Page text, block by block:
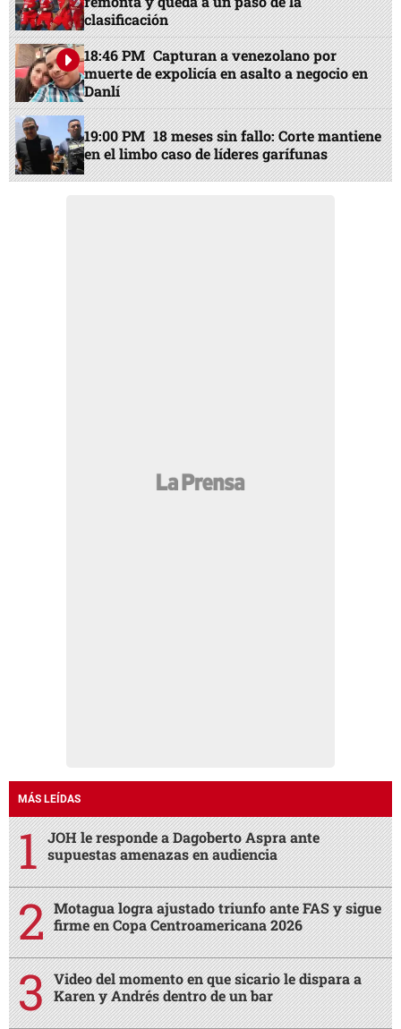
clasificación
18:46 PM Capturan a venezolano por
muerte de expolicía en asalto a negocio en
Danlí
19:00 PM 18 meses sin fallo: Corte mantiene
en el limbo caso de líderes garífunas
MÁS LEÍDAS
JOH le responde a Dagoberto Aspra ante
supuestas amenazas en audiencia
Motagua logra ajustado triunfo ante FAS y sigue
firme en Copa Centroamericana 2026
Video del momento en que sicario le dispara a
Karen y Andrés dentro de un bar